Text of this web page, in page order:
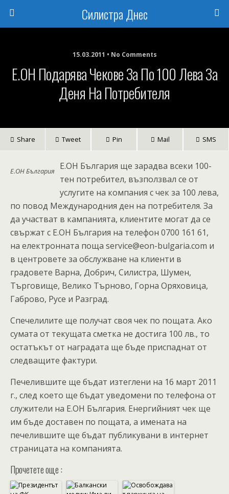
Силистра Днес
15.03.2011 • No Comments
Е.ОН Подарява Чекове За По 100 Лева За
Деня На Потребителя
Share Tweet Pin Mail SMS
Е.ОН България
E.OН България ще зарадва всеки 100-
тен потребител, възползвал се от
услугите на компания с чек за 100 лева,
по повод Международния ден на потребителя. За
да участват в кампанията, клиентите могат да се
свържат с Е.ОН България на телефон 0700 161 61,
на електронната поща service@eon-bulgaria.com и
в центровете за обслужване на клиенти в
градовете Варна, Добрич, Силистра, Шумен,
Търговище, Велико Търново, Горна Оряховица,
Габрово, Русе и Разград.
Спечелилите ще получат своя чек по пощата. Ако
сумата от текущата сметка не достига 100 лв., то
остатъкът от наградата ще бъде приспаднат от
следващите фактури.
Печелившите ще бъдат изтеглени на 16 март 2011
г., след което ще бъдат уведомени по телефона от
служители на Е.ОН България. Енергийният чек ще
им бъде доставен по пощата, а имената на
печелившите ще бъдат публикувани в интернет
страницата на компанията.
Прочетете още :